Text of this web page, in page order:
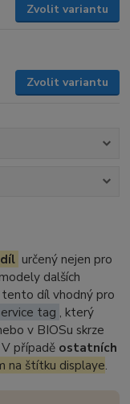
Zvolit variantu
Zvolit variantu
určený nejen pro
dalších
díl vhodný pro
tag , který
v BIOSu skrze
případě ostatních
na štítku displaye.